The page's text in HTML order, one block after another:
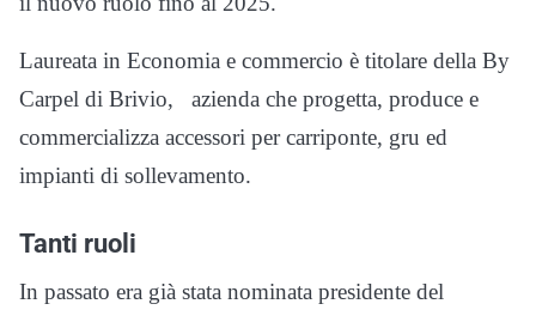
Laureata in Economia e commercio è titolare della By
Carpel di Brivio, azienda che progetta, produce e
commercializza accessori per carriponte, gru ed
impianti di sollevamento.
Tanti ruoli
In passato era già stata nominata presidente del